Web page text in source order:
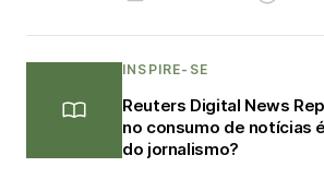
INSPIRE-SE
Reuters Digital News
no consumo de notícias
do jornalismo?